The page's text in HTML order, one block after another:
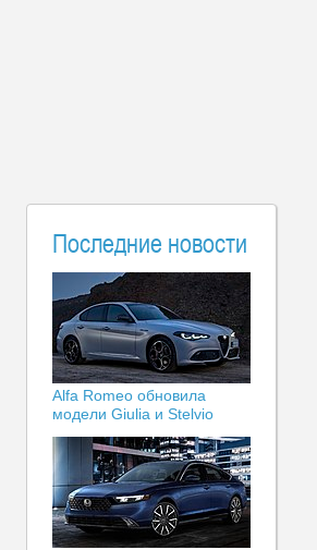
Последние новости
Alfa Romeo обновила
модели Giulia и Stelvio